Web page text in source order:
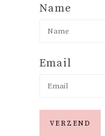
Name
Email